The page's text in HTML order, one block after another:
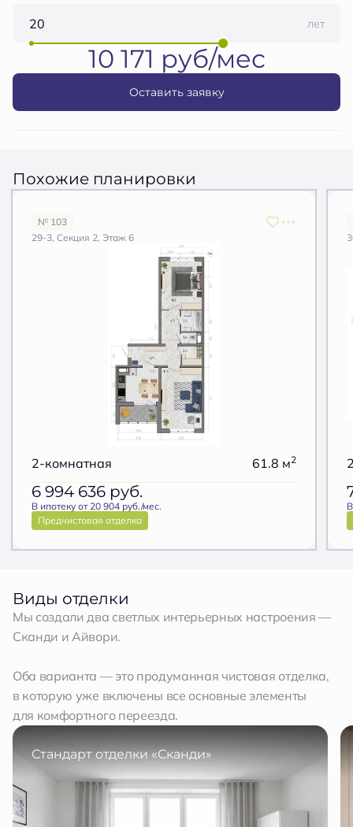
лет
10 171 руб/мес
Оставить заявку
Похожие планировки
№ 103
29-3, Секция 2, Этаж 6
2-комнатная 61.8 м2
6 994 636 руб.
В ипотеку от 20 904 руб./мес.
Предчистовая отделка
Виды отделки
Мы создали два светлых интерьерных настроения —
Сканди и Айвори.
Оба варианта — это продуманная чистовая отделка,
в которую уже включены все основные элементы
для комфортного переезда.
Стандарт отделки «Сканди»